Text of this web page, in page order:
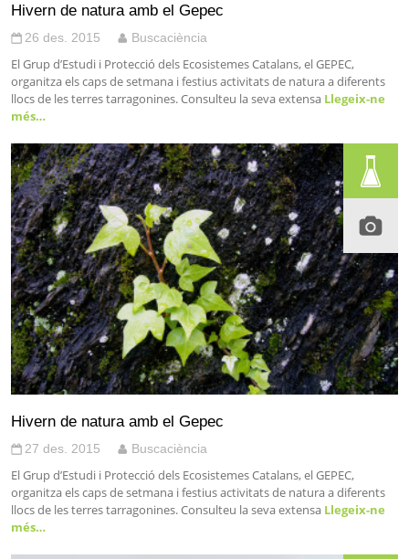
Hivern de natura amb el Gepec
26 des. 2015 Buscaciència
El Grup d’Estudi i Protecció dels Ecosistemes Catalans, el GEPEC,
organitza els caps de setmana i festius activitats de natura a diferents
llocs de les terres tarragonines. Consulteu la seva extensa Llegeix-ne
més…
Hivern de natura amb el Gepec
27 des. 2015 Buscaciència
El Grup d’Estudi i Protecció dels Ecosistemes Catalans, el GEPEC,
organitza els caps de setmana i festius activitats de natura a diferents
llocs de les terres tarragonines. Consulteu la seva extensa Llegeix-ne
més…